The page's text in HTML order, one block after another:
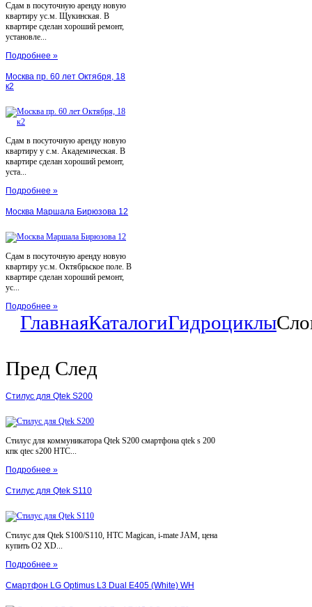
Сдам в посуточную аренду новую
квартиру ус.м. Щукинская. В
квартире сделан хороший ремонт,
установле...
Подробнее »
Москва пр. 60 лет Октября, 18
к2
Сдам в посуточную аренду новую
квартиру у с.м. Академическая. В
квартире сделан хороший ремонт,
уста...
Подробнее »
Москва Маршала Бирюзова 12
Сдам в посуточную аренду новую
квартиру ус.м. Октябрьское поле. В
квартире сделан хороший ремонт,
ус...
Подробнее »
ГлавнаяКаталогиГидроциклы
Пред След
Стилус для Qtek S200
Стилус для коммуникатора Qtek S200 смартфона qtek s 200
кпк qtec s200 HTC...
Подробнее »
Стилус для Qtek S110
Стилус для Qtek S100/S110, HTC Magican, i-mate JAM, цена
купить O2 XD...
Подробнее »
Смартфон LG Optimus L3 Dual E405 (White) WH